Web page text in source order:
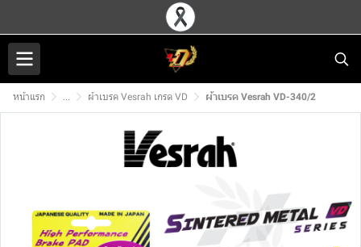
หน้าแรก ... ผ้าเบรค Vesrah เกรด VD ผ้าเบรค Vesrah VD-340/2